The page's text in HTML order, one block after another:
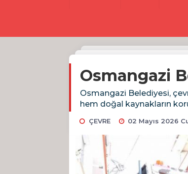
Osmangazi
Osmangazi Belediyesi,
hem doğal kaynakların
ÇEVRE 02 Mayıs 2026